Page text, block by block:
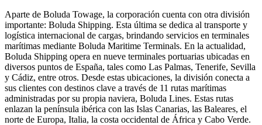
Aparte de Boluda Towage, la corporación cuenta con otra división
importante: Boluda Shipping. Esta última se dedica al transporte y
logística internacional de cargas, brindando servicios en terminales
marítimas mediante Boluda Maritime Terminals. En la actualidad,
Boluda Shipping opera en nueve terminales portuarias ubicadas en
diversos puntos de España, tales como Las Palmas, Tenerife, Sevilla
y Cádiz, entre otros. Desde estas ubicaciones, la división conecta a
sus clientes con destinos clave a través de 11 rutas marítimas
administradas por su propia naviera, Boluda Lines. Estas rutas
enlazan la península ibérica con las Islas Canarias, las Baleares, el
norte de Europa, Italia, la costa occidental de África y Cabo Verde.